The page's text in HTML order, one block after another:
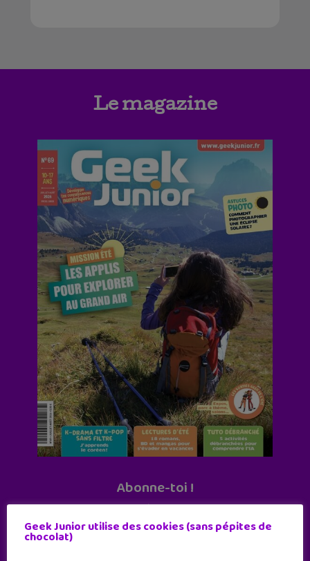
Le magazine
Abonne-toi !
11 numéros par an
Geek Junior utilise des cookies (sans pépites de
chocolat)